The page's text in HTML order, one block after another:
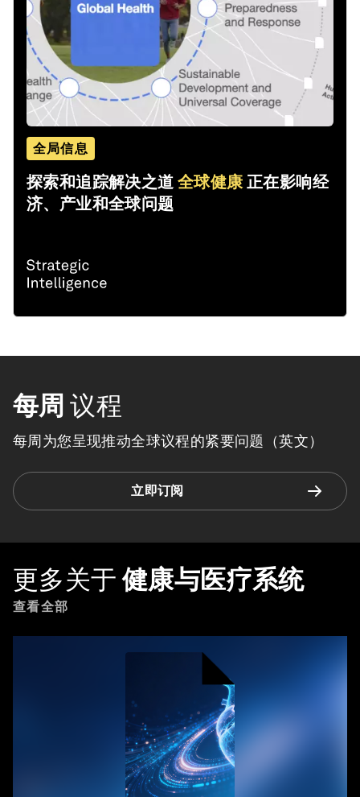
全局信息
探索和追踪解决之道全球健康正在影响经
济、产业和全球问题
每周 议程
每周为您呈现推动全球议程的紧要问题（英文）
立即订阅
更多关于 健康与医疗系统
查看全部